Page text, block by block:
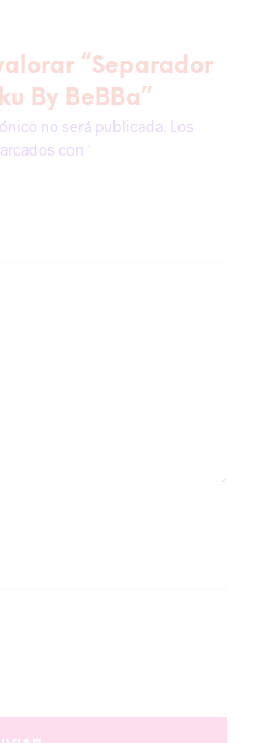
“Separador
By BeBBa”
no será publicada. Los
con